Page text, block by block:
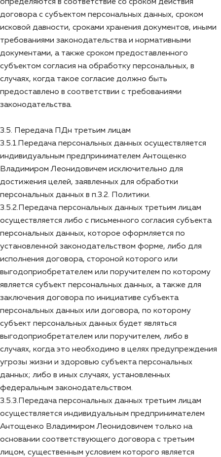
определяются в соответствие со сроком действия
договора с субъектом персональных данных, сроком
исковой давности, сроками хранения документов, иными
требованиями законодательства и нормативными
документами, а также сроком предоставленного
субъектом согласия на обработку персональных, в
случаях, когда такое согласие должно быть
предоставлено в соответствии с требованиями
законодательства.
3.5. Передача ПДн третьим лицам
3.5.1.Передача персональных данных осуществляется
индивидуальным предпринимателем Антощенко
Владимиром Леонидовичем исключительно для
достижения целей, заявленных для обработки
персональных данных в п.3.2. Политики.
3.5.2.Передача персональных данных третьим лицам
осуществляется либо с письменного согласия субъекта
персональных данных, которое оформляется по
установленной законодательством форме, либо для
исполнения договора, стороной которого или
выгодоприобретателем или поручителем по которому
является субъект персональных данных, а также для
заключения договора по инициативе субъекта
персональных данных или договора, по которому
субъект персональных данных будет являться
выгодоприобретателем или поручителем, либо в
случаях, когда это необходимо в целях предупреждения
угрозы жизни и здоровью субъекта персональных
данных; либо в иных случаях, установленных
федеральным законодательством.
3.5.3.Передача персональных данных третьим лицам
осуществляется индивидуальным предпринимателем
Антощенко Владимиром Леонидовичем только на
основании соответствующего договора с третьим
лицом, существенным условием которого является